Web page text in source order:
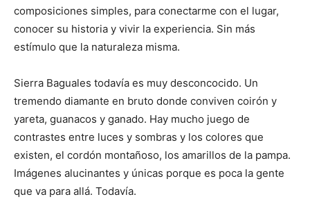
composiciones simples, para conectarme con el lugar,
conocer su historia y vivir la experiencia. Sin más
estímulo que la naturaleza misma.
Sierra Baguales todavía es muy desconcocido. Un
tremendo diamante en bruto donde conviven coirón y
yareta, guanacos y ganado. Hay mucho juego de
contrastes entre luces y sombras y los colores que
existen, el cordón montañoso, los amarillos de la pampa.
Imágenes alucinantes y únicas porque es poca la gente
que va para allá. Todavía.